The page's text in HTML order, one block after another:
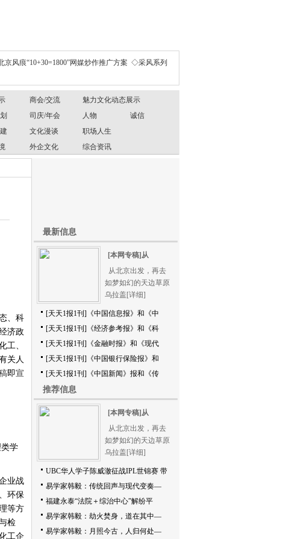
京风痕“10+30=1800”网媒炒作推广方案 ◇采风系列
商会/交流
魅力文化动态展示
司庆/年会 人物
诚信
文化漫谈
职场人生
外企文化 综合资讯
、科
济政
工、
关人
即宣
学
业战
环保
等方
检
工企
最新信息
[本网专稿]从
从北京出发，再去
如梦如幻的天边草原
乌拉盖 [详细]
[天天1报1刊]《中国信息报》和《中
[天天1报1刊]《经济参考报》和《科
[天天1报1刊]《金融时报》和《现代
[天天1报1刊]《中国银行保险报》和
[天天1报1刊]《中国新闻》报和《传
推荐信息
[本网专稿]从
从北京出发，再去
如梦如幻的天边草原
乌拉盖 [详细]
UBC华人学子陈威澈征战IPL世锦赛 带
易学家韩毅：传统回声与现代变奏—
福建永泰“法院＋综治中心”解纷平
易学家韩毅：劫火焚身，道在其中—
易学家韩毅：月照今古，人归何处—